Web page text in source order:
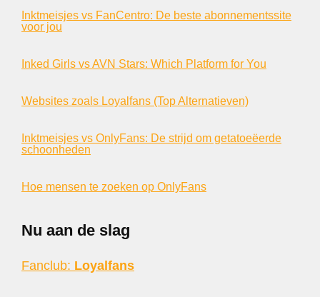
Inktmeisjes vs FanCentro: De beste abonnementssite
voor jou
Inked Girls vs AVN Stars: Which Platform for You
Websites zoals Loyalfans (Top Alternatieven)
Inktmeisjes vs OnlyFans: De strijd om getatoeëerde
schoonheden
Hoe mensen te zoeken op OnlyFans
Nu aan de slag
Fanclub: Loyalfans